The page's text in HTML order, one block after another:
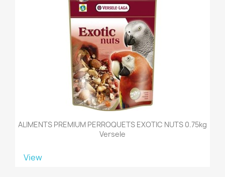
ALIMENTS PREMIUM PERROQUETS EXOTIC NUTS 0.75kg
Versele
View